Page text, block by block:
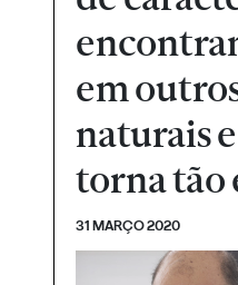
em
naturais
torna tão
31 MARÇO 2020